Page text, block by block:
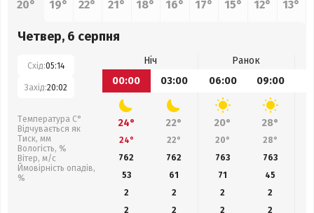
20°
19°
22°
21°
18°
16°
17°
15°
12°
13°
Четвер, 6 серпня
Схід:05:14
Захід:20:02
Температура С°
Відчувається як
Тиск, мм
Вологість, %
Вітер, м/с
Ймовірність опадів,
%
Ніч
Ранок
00:00
03:00 06:00 09:00
24° 22° 20° 28°
24° 22° 20° 28°
762
762 763 763
53
61 71 45
2
2 2
2
2
2 2 2